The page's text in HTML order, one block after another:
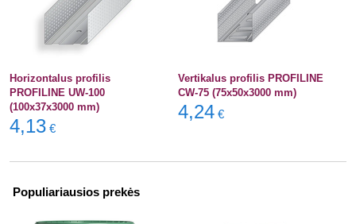
Horizontalus profilis
PROFILINE UW-100
(100x37x3000 mm)
4,13 €
Vertikalus profilis PROFILINE
CW-75 (75x50x3000 mm)
4,24 €
Populiariausios prekės